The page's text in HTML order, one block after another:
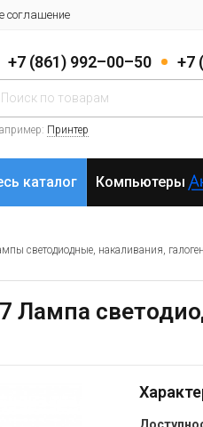
соглашение
+7 (861) 992–00–50 +7
Принтер
каталог Компьютеры
светодиодные, накаливания,
Лампа